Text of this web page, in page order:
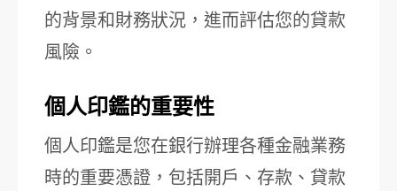
的背景和財務狀況，進而評估您的貸款
風險。
個人印鑑的重要性
個人印鑑是您在銀行辦理各種金融業務
時的重要憑證，包括開戶、存款、貸款